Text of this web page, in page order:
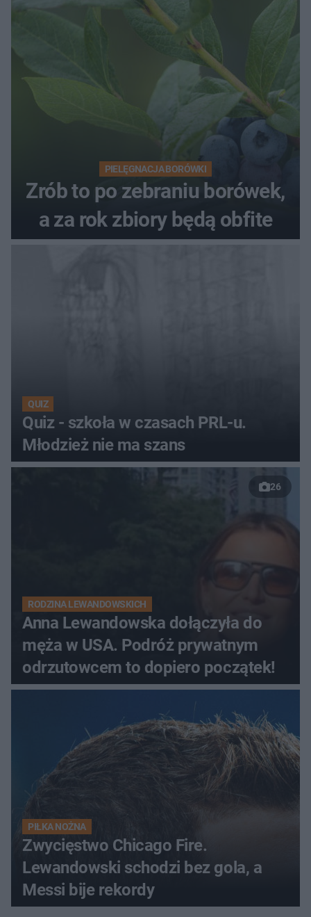
PIELĘGNACJA BORÓWKI
Zrób to po zebraniu borówek,
a za rok zbiory będą obfite
QUIZ
Quiz - szkoła w czasach PRL-u.
Młodzież nie ma szans
26
RODZINA LEWANDOWSKICH
Anna Lewandowska dołączyła do
męża w USA. Podróż prywatnym
odrzutowcem to dopiero początek!
PIŁKA NOŻNA
Zwycięstwo Chicago Fire.
Lewandowski schodzi bez gola, a
Messi bije rekordy